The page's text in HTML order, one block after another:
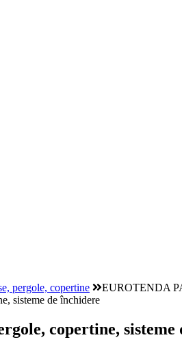
pergole, copertine EUROTENDA
copertine, sisteme